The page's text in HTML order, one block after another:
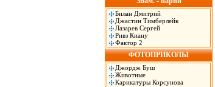
Билан Дмитрий
Джастин Тимберлейк
Лазарев Сергей
Ривз Киану
Фактор 2
ФОТОПРИКОЛЫ
Джордж Буш
Животные
Карикатуры Корсунова